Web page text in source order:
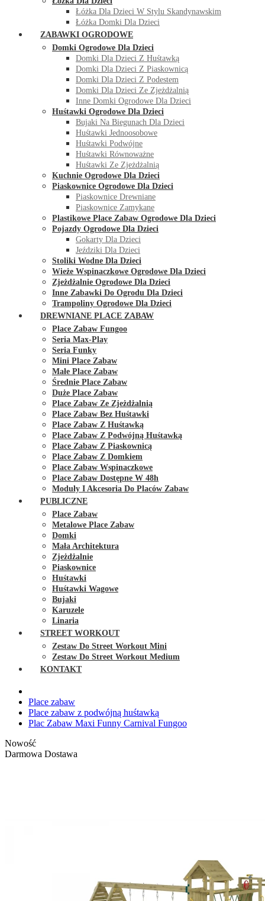
Łóżka Dla Dzieci W Stylu Skandynawskim
Łóżka Domki Dla Dzieci
ZABAWKI OGRODOWE
Domki Ogrodowe Dla Dzieci
Domki Dla Dzieci Z Huśtawką
Domki Dla Dzieci Z Piaskownicą
Domki Dla Dzieci Z Podestem
Domki Dla Dzieci Ze Zjeżdżalnią
Inne Domki Ogrodowe Dla Dzieci
Huśtawki Ogrodowe Dla Dzieci
Bujaki Na Biegunach Dla Dzieci
Huśtawki Jednoosobowe
Huśtawki Podwójne
Huśtawki Równoważne
Huśtawki Ze Zjeżdżalnią
Kuchnie Ogrodowe Dla Dzieci
Piaskownice Ogrodowe Dla Dzieci
Piaskownice Drewniane
Piaskownice Zamykane
Plastikowe Place Zabaw Ogrodowe Dla Dzieci
Pojazdy Ogrodowe Dla Dzieci
Gokarty Dla Dzieci
Jeździki Dla Dzieci
Stoliki Wodne Dla Dzieci
Wieże Wspinaczkowe Ogrodowe Dla Dzieci
Zjeżdżalnie Ogrodowe Dla Dzieci
Inne Zabawki Do Ogrodu Dla Dzieci
Trampoliny Ogrodowe Dla Dzieci
DREWNIANE PLACE ZABAW
Place Zabaw Fungoo
Seria Max-Play
Seria Funky
Mini Place Zabaw
Małe Place Zabaw
Średnie Place Zabaw
Duże Place Zabaw
Place Zabaw Ze Zjeżdżalnią
Place Zabaw Bez Huśtawki
Place Zabaw Z Huśtawką
Place Zabaw Z Podwójną Huśtawką
Place Zabaw Z Piaskownicą
Place Zabaw Z Domkiem
Place Zabaw Wspinaczkowe
Place Zabaw Dostępne W 48h
Moduły I Akcesoria Do Placów Zabaw
PUBLICZNE
Place Zabaw
Metalowe Place Zabaw
Domki
Mała Architektura
Zjeżdżalnie
Piaskownice
Huśtawki
Huśtawki Wagowe
Bujaki
Karuzele
Linaria
STREET WORKOUT
Zestaw Do Street Workout Mini
Zestaw Do Street Workout Medium
KONTAKT
Place zabaw
Place zabaw z podwójną huśtawką
Plac Zabaw Maxi Funny Carnival Fungoo
Nowość
Darmowa Dostawa